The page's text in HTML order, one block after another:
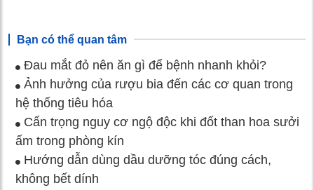
Bạn có thể quan tâm
Đau mắt đỏ nên ăn gì để bệnh nhanh khỏi?
Ảnh hưởng của rượu bia đến các cơ quan trong
hệ thống tiêu hóa
Cẩn trọng nguy cơ ngộ độc khi đốt than hoa sưởi
ấm trong phòng kín
Hướng dẫn dùng dầu dưỡng tóc đúng cách,
không bết dính